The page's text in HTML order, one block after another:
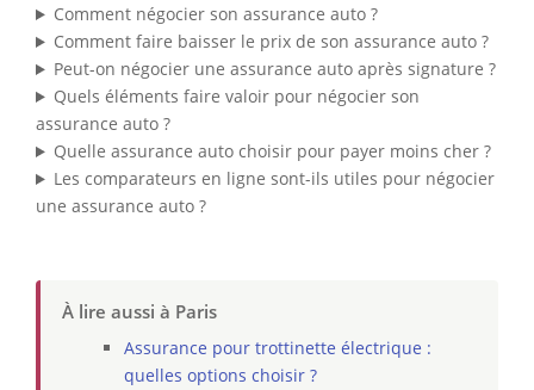
Comment négocier son assurance auto ?
Comment faire baisser le prix de son assurance auto ?
Peut-on négocier une assurance auto après signature ?
Quels éléments faire valoir pour négocier son
assurance auto ?
Quelle assurance auto choisir pour payer moins cher ?
Les comparateurs en ligne sont-ils utiles pour négocier
une assurance auto ?
À lire aussi à Paris
Assurance pour trottinette électrique :
quelles options choisir ?